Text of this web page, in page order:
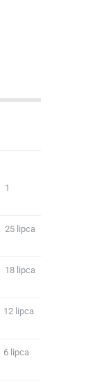
1
25 lipca
18 lipca
12 lipca
6 lipca